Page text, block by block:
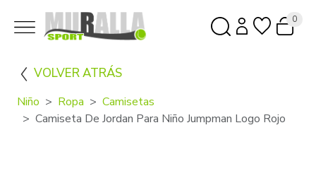
0
VOLVER ATRÁS
Niño Ropa
Camisetas
Camiseta De Jordan Para Niño Jumpman Logo Rojo